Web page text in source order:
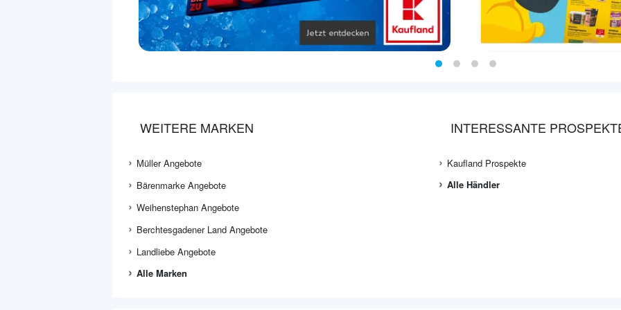
WEITERE MARKEN
Müller Angebote
Bärenmarke Angebote
Weihenstephan Angebote
Berchtesgadener Land Angebote
Landliebe Angebote
Alle Marken
INTERESSANTE
Kaufland Prospekte
Alle Händler